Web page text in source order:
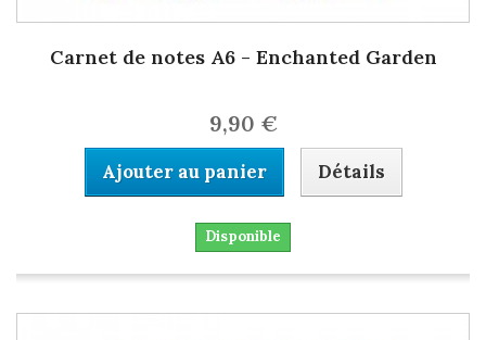
Carnet de notes A6 - Enchanted Garden
9,90 €
Ajouter au panier Détails
Disponible